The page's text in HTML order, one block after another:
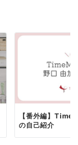
【番外編】
の自己紹介